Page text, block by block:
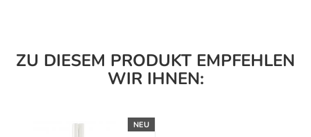
ZU DIESEM PRODUKT EMPFEHLEN
WIR IHNEN:
NEU